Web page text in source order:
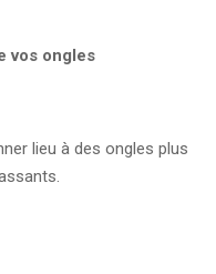
vos ongles
lieu à des ongles plus